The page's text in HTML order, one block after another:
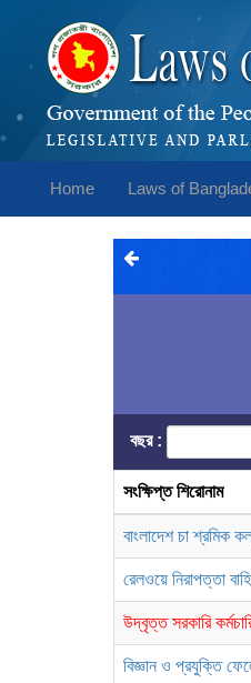
Home Laws of
বছর :
সংক্ষিপ্ত শিরোনাম
বাংলাদেশ চা শ্রমিক
রেলওয়ে নিরাপত্তা
উদ্বৃত্ত সরকারি
বিজ্ঞান ও প্রযুক্তি